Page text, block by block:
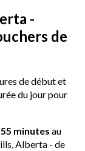
-
de
de début et
du jour pour
minutes au
Alberta - de